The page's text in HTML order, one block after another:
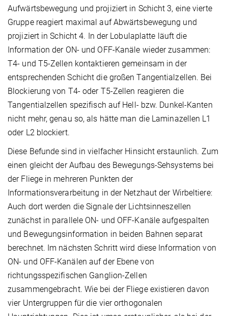
Aufwärtsbewegung und projiziert in Schicht 3, eine vierte
Gruppe reagiert maximal auf Abwärtsbewegung und
projiziert in Schicht 4. In der Lobulaplatte läuft die
Information der ON- und OFF-Kanäle wieder zusammen:
T4- und T5-Zellen kontaktieren gemeinsam in der
entsprechenden Schicht die großen Tangentialzellen. Bei
Blockierung von T4- oder T5-Zellen reagieren die
Tangentialzellen spezifisch auf Hell- bzw. Dunkel-Kanten
nicht mehr, genau so, als hätte man die Laminazellen L1
oder L2 blockiert.
Diese Befunde sind in vielfacher Hinsicht erstaunlich. Zum
einen gleicht der Aufbau des Bewegungs-Sehsystems bei
der Fliege in mehreren Punkten der
Informationsverarbeitung in der Netzhaut der Wirbeltiere:
Auch dort werden die Signale der Lichtsinneszellen
zunächst in parallele ON- und OFF-Kanäle aufgespalten
und Bewegungsinformation in beiden Bahnen separat
berechnet. Im nächsten Schritt wird diese Information von
ON- und OFF-Kanälen auf der Ebene von
richtungsspezifischen Ganglion-Zellen
zusammengebracht. Wie bei der Fliege existieren davon
vier Untergruppen für die vier orthogonalen